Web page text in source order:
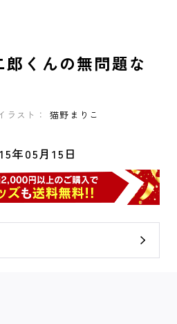
くんの無問題な
ラスト： 猫野まりこ
年05月15日